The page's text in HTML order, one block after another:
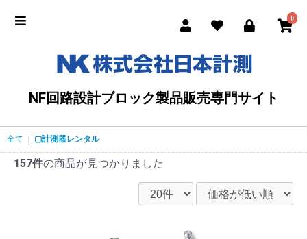
0
NF回路設計ブロック製品販売専門サイト
全て ▢計測器レンタル
157件の商品が見つかりました